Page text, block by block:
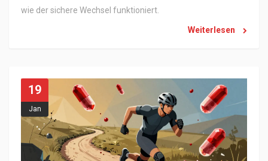
wie der sichere Wechsel funktioniert.
Weiterlesen
19
Jan